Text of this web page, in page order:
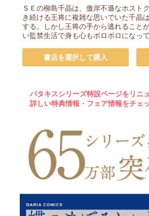
ＳＥの柳島千晶は、傲岸不遜なホスト
き続ける王将に複雑な思いでいた千晶
する。しかし王将の手から逃れること
い監禁生活で身も心もボロボロにな
書店を選択して購入
バタキスシリーズ特設ページをリニ
詳しい特典情報・フェア情報をチェ